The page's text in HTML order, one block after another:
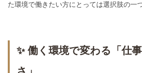
た環境で働きたい方にとっては選択肢の一
✨ 働く環境で変わる「仕